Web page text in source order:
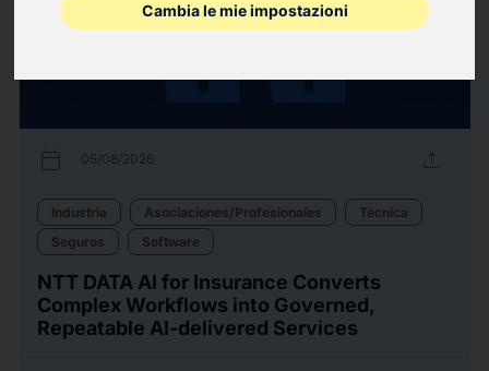
Cambia le mie impostazioni
calendar_today 05/08/2026 upload
Industria Asociaciones/Profesionales
Técnica
Seguros
Software
NTT DATA AI for Insurance Converts
Complex Workflows into Governed,
Repeatable AI-delivered Services